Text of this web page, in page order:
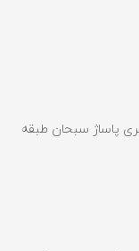
پاساژ سبحان طبقه